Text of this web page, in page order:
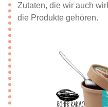
Zutaten, die wir auch
die Produkte gehören.